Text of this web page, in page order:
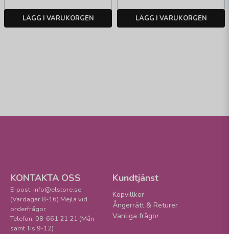
LÄGG I VARUKORGEN LÄGG I VARUKORGEN
KONTAKTA OSS
E-post: info@elstore.se
(Vardagar 8-16) Mejla vid
orderfrågor
Telefon: 08-661 21 21 (Mån
samt Tis 9-12)
Kundtjänst
Köpvillkor
Ångerrätt & Returer
Vanliga frågor